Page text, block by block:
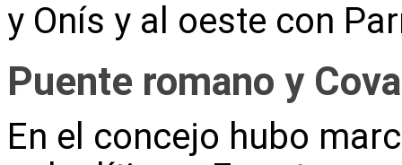
y Onís y al oeste con
Puente romano y
En el concejo hubo